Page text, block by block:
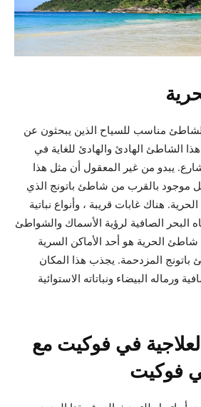
مناسب للسياح الذين يبحثون عن
الشاطئ الهادئ والهادئ للغاية في
يبدو من غير المعقول أن مثل هذا
موجود بالقرب من شاطئ باتونج الذي
هناك غابات قريبة ، وأنواع نباتية
البحر الصافية لرؤية الأسماك والشواطئ
شاطئ الحرية هو أحد الأماكن السرية
المزدحمة. يجذب هذا المكان
ورماله البيضاء ونباتاته الاستوائية
في فوكيت مع
فوكيت